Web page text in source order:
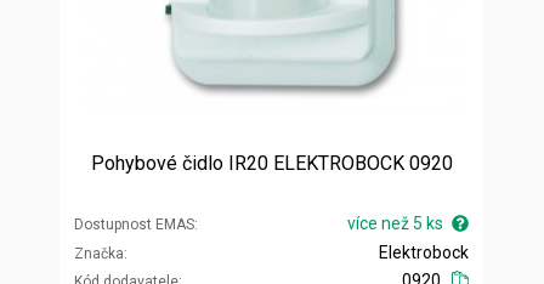
Pohybové čidlo IR20 ELEKTROBOCK 0920
Dostupnost EMAS více než 5 ks
Značka
Elektrobock